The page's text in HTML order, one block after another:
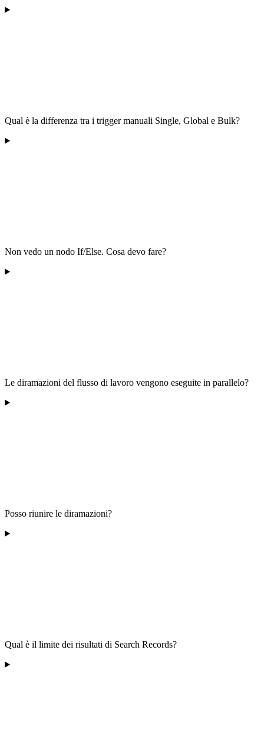
Qual è la differenza tra i trigger manuali Single, Global e Bulk?
Non vedo un nodo If/Else. Cosa devo fare?
Le diramazioni del flusso di lavoro vengono eseguite in parallelo?
Posso riunire le diramazioni?
Qual è il limite dei risultati di Search Records?